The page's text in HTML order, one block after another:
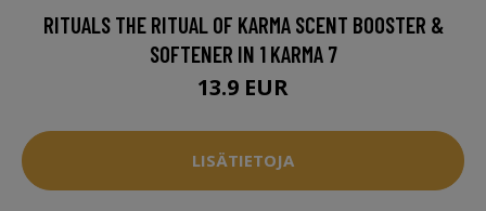
RITUALS THE RITUAL OF KARMA SCENT BOOSTER &
SOFTENER IN 1 KARMA 7
13.9 EUR
LISÄTIETOJA